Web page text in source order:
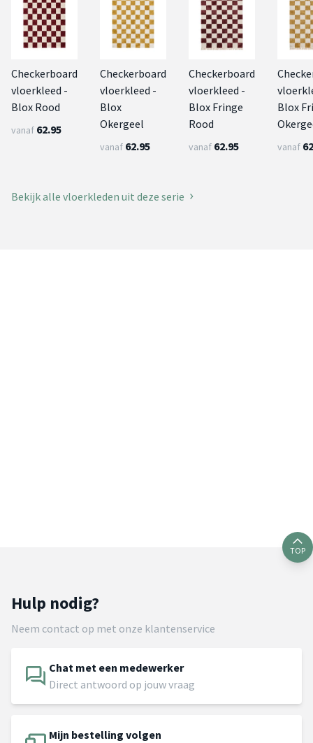
Checkerboard
vloerkleed -
Blox Rood
vanaf 62.95
Checkerboard
vloerkleed -
Blox
Okergeel
vanaf 62.95
Checkerboard
vloerkleed -
Blox Fringe
Rood
vanaf 62.95
Blox
vanaf
Bekijk alle vloerkleden uit deze serie
TOP
Hulp nodig?
Neem contact op met onze klantenservice
Chat met een medewerker
Direct antwoord op jouw vraag
Mijn bestelling volgen